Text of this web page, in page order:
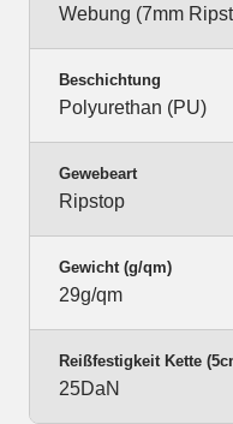
Webung (7mm
Beschichtung
Polyurethan (PU)
Gewebeart
Ripstop
Gewicht (g/qm)
29g/qm
Reißfestigkeit Kette
25DaN